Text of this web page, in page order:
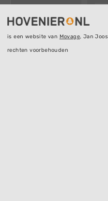
is een website van Movage, Jan
rechten voorbehouden